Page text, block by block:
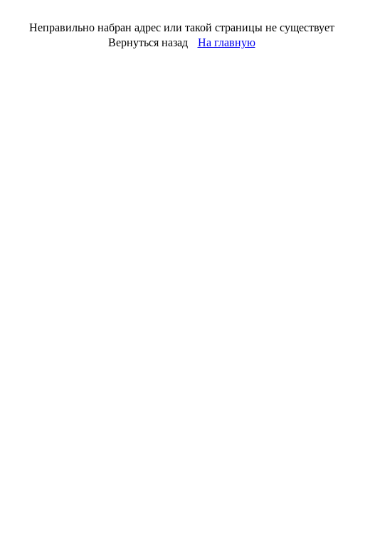
Неправильно набран адрес или такой страницы не существует
Вернуться назад
На главную